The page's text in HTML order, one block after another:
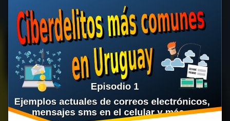
más…
Capítulo
1